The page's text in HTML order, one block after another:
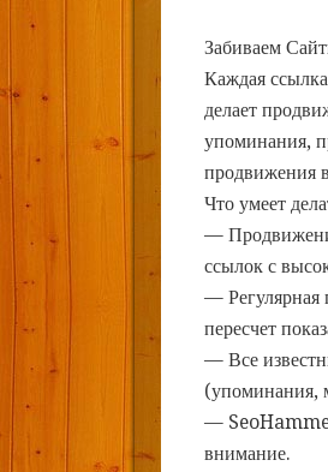
Забиваем
Каждая
делает
упоминания,
продвижения
Что умеет
—
ссылок с
— Регулярная
пересчет
— Все
(упоминания,
— SeoHammer
внимание.